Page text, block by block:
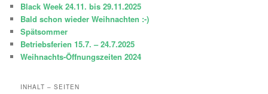
n
Black Week 24.11. bis 29.11.2025
Bald schon wieder Weihnachten :-)
Spätsommer
Betriebsferien 15.7. – 24.7.2025
Weihnachts-Öffnungszeiten 2024
INHALT – SEITEN